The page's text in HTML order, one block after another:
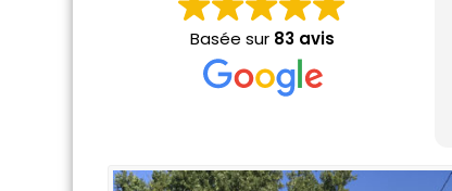
Basée sur 83 avis